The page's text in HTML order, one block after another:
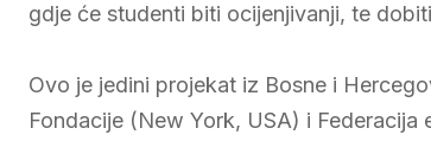
gdje će studenti biti ocijenjivanji, te
Ovo je jedini projekat iz Bosne i
Fondacije (New York, USA) i